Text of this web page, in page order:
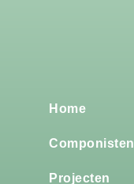
Home
Componisten
Projecten